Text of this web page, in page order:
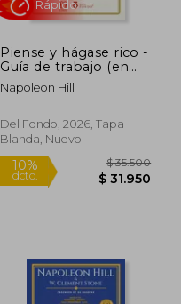
Rápido
Piense y hágase rico -
Guía de trabajo (en
Español neutro)
Napoleon Hill
Del Fondo, 2026, Tapa
Blanda, Nuevo